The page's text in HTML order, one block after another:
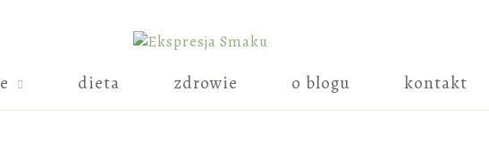
dieta zdrowie o blogu kontakt